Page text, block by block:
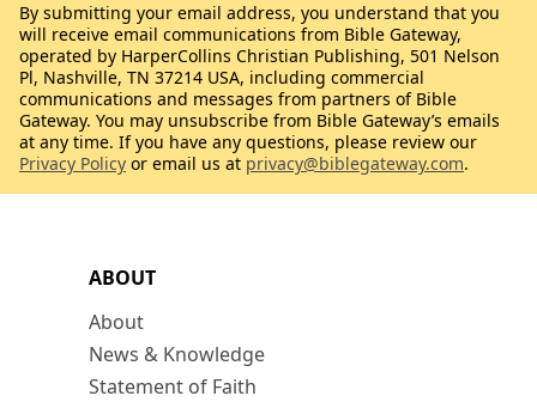
ABOUT
About
News & Knowledge
Statement of Faith
By submitting your email address, you understand that you
will receive email communications from Bible Gateway,
operated by HarperCollins Christian Publishing, 501 Nelson
Pl, Nashville, TN 37214 USA, including commercial
communications and messages from partners of Bible
Gateway. You may unsubscribe from Bible Gateway’s emails
at any time. If you have any questions, please review our
Privacy Policy or email us at privacy@biblegateway.com.